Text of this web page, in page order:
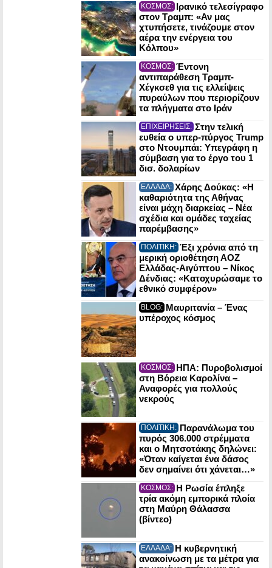
ΚΟΣΜΟΣ: Ιρανικό τελεσίγραφο
στον Τραμπ: «Αν μας
χτυπήσετε, τινάζουμε στον
αέρα την ενέργεια του
Κόλπου»
ΚΟΣΜΟΣ: Έντονη
αντιπαράθεση Τραμπ-
Χέγκσεθ για τις ελλείψεις
πυραύλων που περιορίζουν
τα πλήγματα στο Ιράν
ΕΠΙΧΕΙΡΗΣΕΙΣ: Στην τελική
ευθεία ο υπερ-πύργος Trump
στο Ντουμπάι: Υπεγράφη η
σύμβαση για το έργο του 1
δισ. δολαρίων
ΕΛΛΑΔΑ: Χάρης Δούκας: «Η
καθαριότητα της Αθήνας
είναι μάχη διαρκείας – Νέα
σχέδια και ομάδες ταχείας
παρέμβασης»
ΠΟΛΙΤΙΚΗ: Έξι χρόνια από τη
μερική οριοθέτηση ΑΟΖ
Ελλάδας-Αιγύπτου – Νίκος
Δένδιας: «Κατοχυρώσαμε το
εθνικό συμφέρον»
BLOG: Μαυριτανία – Ένας
υπέροχος κόσμος
ΚΟΣΜΟΣ: ΗΠΑ: Πυροβολισμοί
στη Βόρεια Καρολίνα –
Αναφορές για πολλούς
νεκρούς
ΠΟΛΙΤΙΚΗ: Παρανάλωμα του
πυρός 306.000 στρέμματα
και ο Μητσοτάκης δηλώνει:
«Όταν καίγεται ένα δάσος
δεν σημαίνει ότι χάνεται…»
ΚΟΣΜΟΣ: Η Ρωσία έπληξε
τρία ακόμη εμπορικά πλοία
στη Μαύρη Θάλασσα
(βίντεο)
ΕΛΛΑΔΑ: Η κυβερνητική
ανακοίνωση με τα μέτρα για